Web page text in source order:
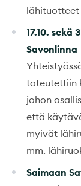
lähituotteet
17.10. sekä
Savonlinna
toteutettiin
johon
että
myivät
mm.
Saimaan